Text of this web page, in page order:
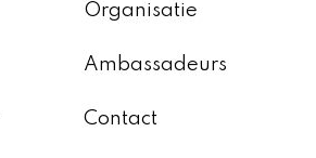
Organisatie
Ambassadeurs
Contact